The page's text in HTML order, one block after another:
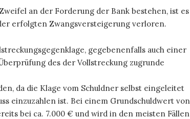
an der Forderung der Bank bestehen, ist es
erfolgten Zwangsversteigerung verloren.
gegebenenfalls auch einer
des der Vollstreckung zugrunde
da die Klage vom Schuldner selbst eingeleitet
einzuzahlen ist. Bei einem Grundschuldwert von
bei ca. 7.000 € und wird in den meisten Fällen